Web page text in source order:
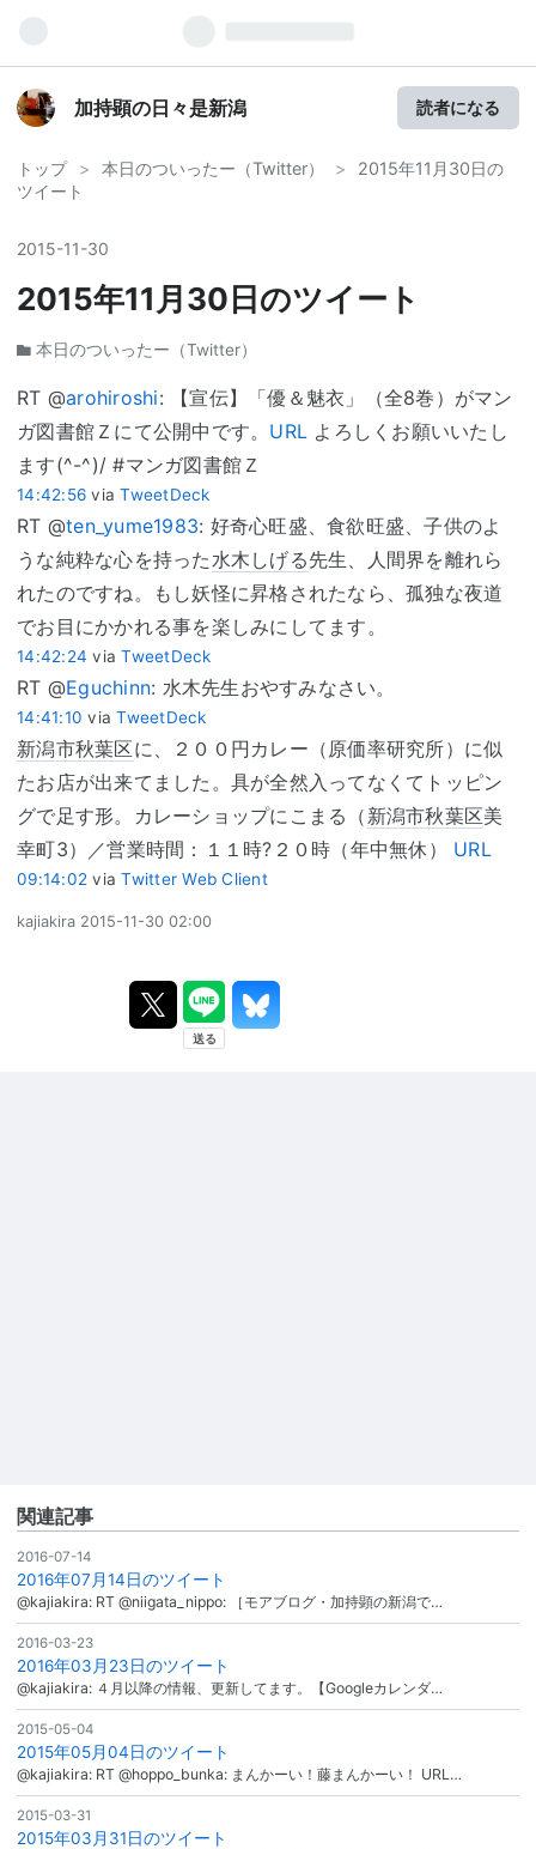
加持顕の日々是新潟 読者になる
トップ > 本日のついったー（Twitter） >
2015年11月30日の
ツイート
2015-11-30
2015年11月30日のツイート
本日のついったー（Twitter）
RT @arohiroshi: 【宣伝】「優＆魅衣」（全8巻）がマン
ガ図書館Ｚにて公開中です。 URL よろしくお願いいたし
ます(^-^)/ #マンガ図書館Ｚ
14:42:56 viaTweetDeck
RT @ten_yume1983: 好奇心旺盛、食欲旺盛、子供のよ
うな純粋な心を持った 水木しげる先生、人間界を離れら
れたのですね。もし妖怪に昇格されたなら、孤独な夜道
でお目にかかれる事を楽しみにしてます。
14:42:24 viaTweetDeck
RT @Eguchinn: 水木先生おやすみなさい。
14:41:10 viaTweetDeck
新潟市秋葉区に、２００円カレー（原価率研究所）に似
たお店が出来てました。具が全然入ってなくてトッピン
グで足す形。カレーショップにこまる（ 新潟市秋葉区美
幸町3）／営業時間：１１時?２０時（年中無休） URL
09:14:02 viaTwitter Web Client
kajiakira 2015-11-30 02:00
関連記事
2016-07-14
2016年07月14日のツイート
@kajiakira: RT @niigata_nippo: ［モアブログ・加持顕の新潟で…
2016-03-23
2016年03月23日のツイート
@kajiakira: ４月以降の情報、更新してます。【Googleカレンダ…
2015-05-04
2015年05月04日のツイート
@kajiakira: RT @hoppo_bunka: まんかーい！藤まんかーい！ URL…
2015-03-31
2015年03月31日のツイート